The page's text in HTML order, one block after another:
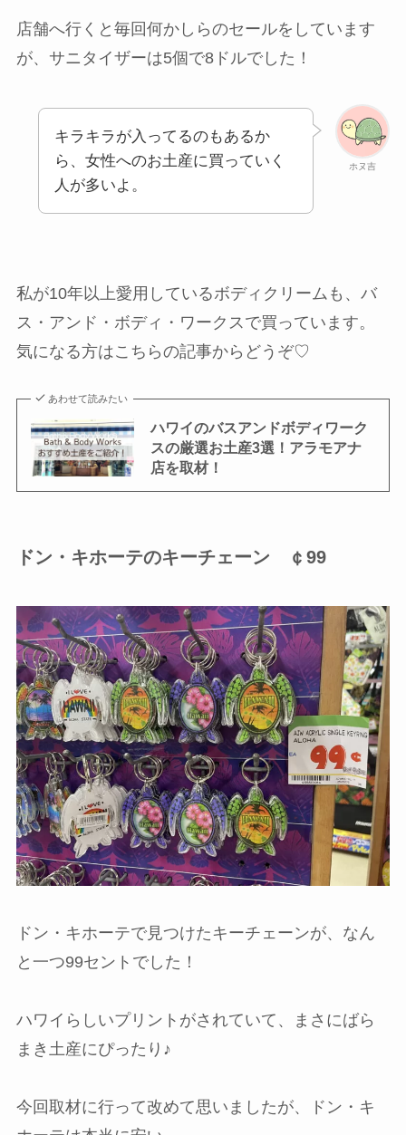
店舗へ行くと毎回何かしらのセールをしています
が、サニタイザーは5個で8ドルでした！
ホヌ吉
キラキラが入ってるのもあるか
ら、女性へのお土産に買っていく
人が多いよ。
私が10年以上愛用しているボディクリームも、バ
ス・アンド・ボディ・ワークスで買っています。
気になる方はこちらの記事からどうぞ♡
あわせて読みたい
ハワイのバスアンドボディワーク
スの厳選お土産3選！アラモアナ
店を取材！
ドン・キホーテのキーチェーン ￠99
ドン・キホーテで見つけたキーチェーンが、なん
と一つ99セントでした！
ハワイらしいプリントがされていて、まさにばら
まき土産にぴったり♪
今回取材に行って改めて思いましたが、ドン・キ